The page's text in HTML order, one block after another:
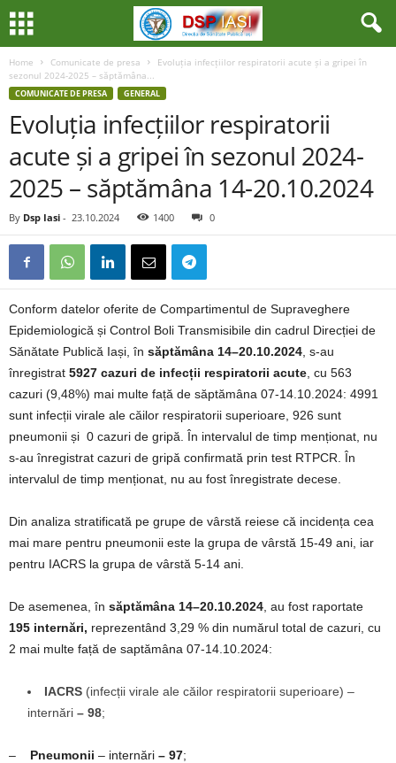
Home Comunicate de presa
Evoluția infecțiilor respiratorii acute și a gripei în
sezonul 2024-2025 – săptămâna...
COMUNICATE DE PRESA GENERAL
Evoluția infecțiilor respiratorii
acute și a gripei în sezonul 2024-
2025 – săptămâna 14-20.10.2024
By Dsp Iasi - 23.10.2024 1400 0
Conform datelor oferite de Compartimentul de Supraveghere
Epidemiologică și Control Boli Transmisibile din cadrul Direcției de
Sănătate Publică Iași, în săptămâna 14–20.10.2024 , s-au
înregistrat 5927 cazuri de infecții respiratorii acute , cu 563
cazuri (9,48%) mai multe față de săptămâna 07-14.10.2024: 4991
sunt infecții virale ale căilor respiratorii superioare, 926 sunt
pneumonii și 0 cazuri de gripă. În intervalul de timp menționat, nu
s-au înregistrat cazuri de gripă confirmată prin test RTPCR. În
intervalul de timp menționat, nu au fost înregistrate decese.
Din analiza stratificată pe grupe de vârstă reiese că incidența cea
mai mare pentru pneumonii este la grupa de vârstă 15-49 ani, iar
pentru IACRS la grupa de vârstă 5-14 ani.
De asemenea, în săptămâna 14–20.10.2024 , au fost raportate
195 internări, reprezentând 3,29 % din numărul total de cazuri, cu
2 mai multe față de saptămâna 07-14.10.2024:
IACRS (infecții virale ale căilor respiratorii superioare) –
internări – 98;
– Pneumonii – internări – 97;